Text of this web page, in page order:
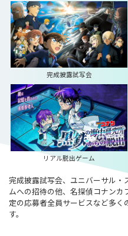
完成披露試写会
リアル脱出ゲーム
完成披露試写会、ユニバーサル・
ムへの招待の他、名探偵コナンカ
定の応募者全員サービスなど多
す。